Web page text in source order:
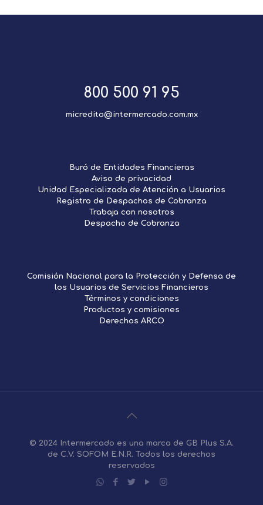
800 500 91 95
micredito@intermercado.com.mx
Buró de Entidades Financieras
Aviso de privacidad
Unidad Especializada de Atención a Usuarios
Registro de Despachos de Cobranza
Trabaja con nosotros
Despacho de Cobranza
Comisión Nacional para la Protección y Defensa de
los Usuarios de Servicios Financieros
Términos y condiciones
Productos y comisiones
Derechos ARCO
© 2024 Intermercado es una marca de GB Plus S.A.
de C.V. SOFOM E.N.R. Todos los derechos
reservados